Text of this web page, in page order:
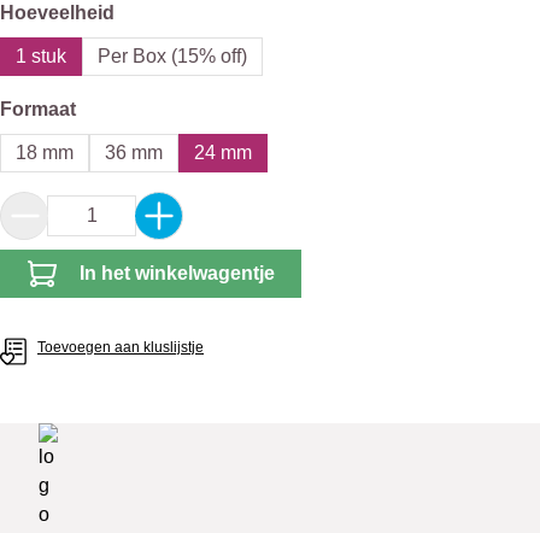
Selecteer
Hoeveelheid
1 stuk Per Box (15% off)
Selecteer
Formaat
18 mm 36 mm 24 mm
Producthoeveelheid: Voer de gewenste
In het winkelwagentje
Toevoegen aan kluslijstje